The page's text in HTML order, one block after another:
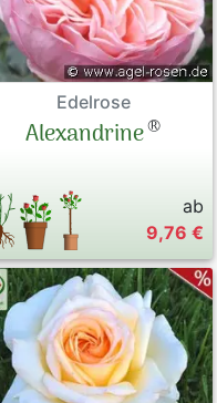
Edelrose
Alexandrine®
ab
9,76 €